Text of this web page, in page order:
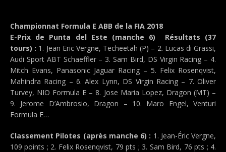
Championnat Formula E ABB de la FIA 2018
E-Prix de Punta del Este (manche 6)  Résultats (37
tours) : 1. Jean Eric Vergne, Techeetah (P) – 2. Lucas di Grassi,
Audi Sport ABT Schaeffler – 3. Sam Bird, DS Virgin Racing – 4.
Mitch Evans, Panasonic Jaguar Racing – 5. Felix Rosenqvist,
Mahindra Racing – 6. Alex Lynn, DS Virgin Racing – 7. Oliver
Turvey, NIO Formula E – 8. Jose Maria Lopez, Dragon (MT) –
9. Jerome D’Ambrosio, Dragon – 10. Maro Engel, Venturi
Formula E…
Classement Pilotes (après manche 6) : 1. Jean-Éric Vergne,
109 points ; 2. Felix Rosenqvist, 79 pts ; 3. Sam Bird, 76 pts ; 4.